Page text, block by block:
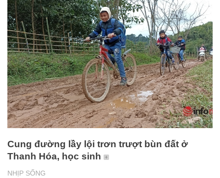
NHỊP SỐNG
Cung đường lầy lội trơn trượt bùn đất ở
Thanh Hóa, học sinh